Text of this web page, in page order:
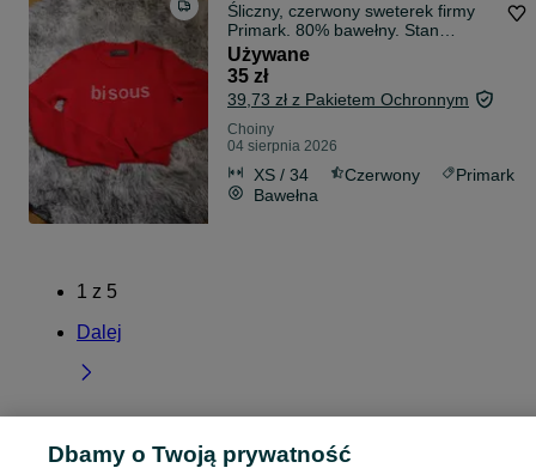
Śliczny, czerwony sweterek firmy
Primark. 80% bawełny. Stan
idealny. R
Używane
35 zł
39,73 zł z Pakietem Ochronnym
Choiny
04 sierpnia 2026
XS / 34 Czerwony
Primark
Bawełna
1 z 5
Dalej
Strona główna Łódzkie Choiny
Dbamy o Twoją prywatność